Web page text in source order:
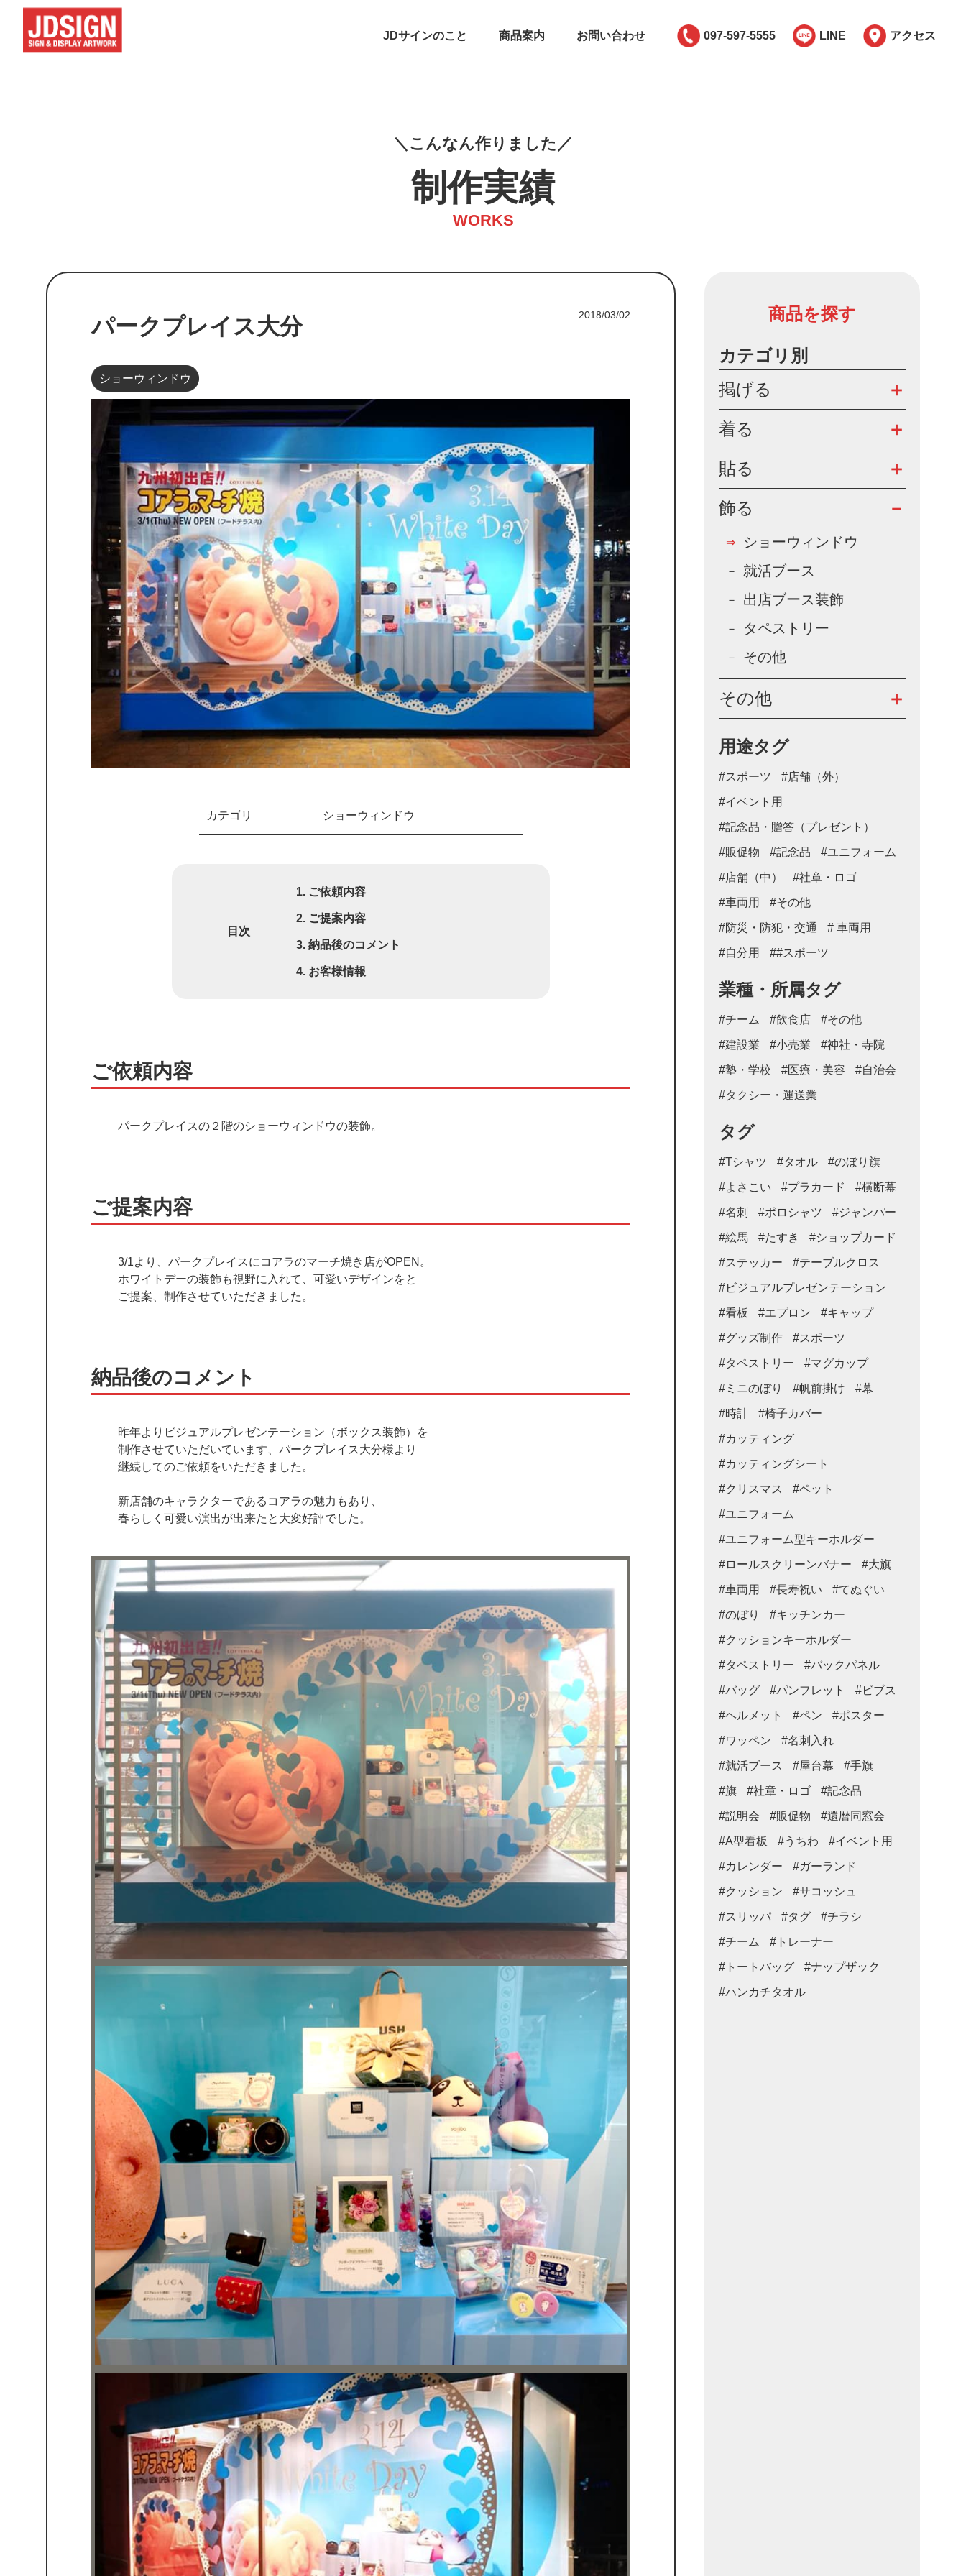
JDサインのこと 商品案内 お問い合わせ 097-597-5555 LINE アクセス
こ んなん作り ま した
制作実績
WORKS
パークプレイス大分 2018/03/02
ショーウィンドウ
カテゴリ ショーウィンドウ
目次
ご依頼内容
ご提案内容
納品後のコメント
お客様情報
ご依頼内容
パークプレイスの２階のショーウィンドウの装飾。
ご提案内容
3/1より、パークプレイスにコアラのマーチ焼き店がOPEN。
ホワイトデーの装飾も視野に入れて、可愛いデザインをと
ご提案、制作させていただきました。
納品後のコメント
昨年よりビジュアルプレゼンテーション（ボックス装飾）を
制作させていただいています、パークプレイス大分様より
継続してのご依頼をいただきました。
新店舗のキャラクターであるコアラの魅力もあり、
春らしく可愛い演出が出来たと大変好評でした。
商品を探す
カテゴリ別
掲げる
着る
貼る
飾る
ショーウィンドウ
就活ブース
出店ブース装飾
タペストリー
その他
その他
用途タグ
#スポーツ #店舗（外）
#イベント用
#記念品・贈答（プレゼント）
#販促物 #記念品 #ユニフォーム
#店舗（中） #社章・ロゴ
#車両用 #その他
#防災・防犯・交通 # 車両用
#自分用 ##スポーツ
業種・所属タグ
#チーム #飲食店 #その他
#建設業 #小売業 #神社・寺院
#塾・学校 #医療・美容 #自治会
#タクシー・運送業
タグ
#Tシャツ #タオル #のぼり旗
#よさこい #プラカード #横断幕
#名刺 #ポロシャツ #ジャンパー
#絵馬 #たすき #ショップカード
#ステッカー #テーブルクロス
#ビジュアルプレゼンテーション
#看板 #エプロン #キャップ
#グッズ制作 #スポーツ
#タペストリー #マグカップ
#ミニのぼり #帆前掛け #幕
#時計 #椅子カバー
#カッティング
#カッティングシート
#クリスマス #ペット
#ユニフォーム
#ユニフォーム型キーホルダー
#ロールスクリーンバナー #大旗
#車両用 #長寿祝い #てぬぐい
#のぼり #キッチンカー
#クッションキーホルダー
#タペストリー #バックパネル
#バッグ #パンフレット #ビブス
#ヘルメット #ペン #ポスター
#ワッペン #名刺入れ
#就活ブース #屋台幕 #手旗
#旗 #社章・ロゴ #記念品
#説明会 #販促物 #還暦同窓会
#A型看板 #うちわ #イベント用
#カレンダー #ガーランド
#クッション #サコッシュ
#スリッパ #タグ #チラシ
#チーム #トレーナー
#トートバッグ #ナップザック
#ハンカチタオル